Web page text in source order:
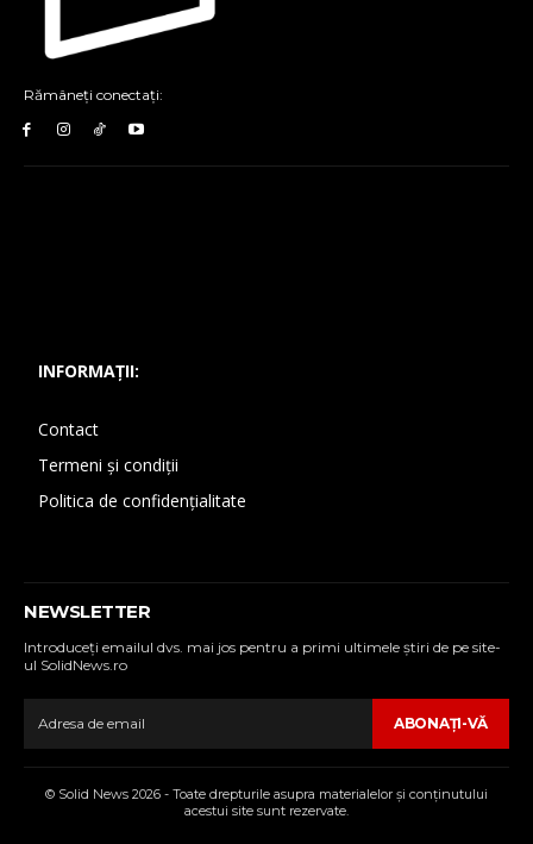
Rămâneți conectați:
INFORMAȚII:
Contact
Termeni și condiții
Politica de confidențialitate
NEWSLETTER
Introduceţi emailul dvs. mai jos pentru a primi ultimele ştiri de pe site-
ul SolidNews.ro
ABONAŢI-VĂ
© Solid News 2026 - Toate drepturile asupra materialelor şi conţinutului
acestui site sunt rezervate.